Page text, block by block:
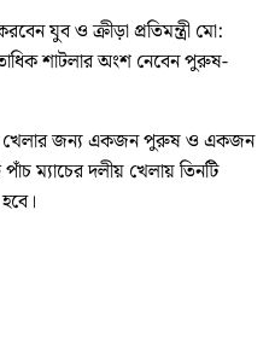
যুব ও ক্রীড়া প্রতিমন্ত্রী মো:
শাটলার অংশ নেবেন পুরুষ-
খেলার জন্য একজন পুরুষ ও একজন
ম্যাচের দলীয় খেলায় তিনটি